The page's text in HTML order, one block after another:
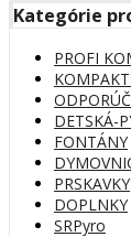
Kategórie
PROFI
DETSKÁ-
FONTÁNY
PRSKAVKY
DOPLNKY
SRPyro